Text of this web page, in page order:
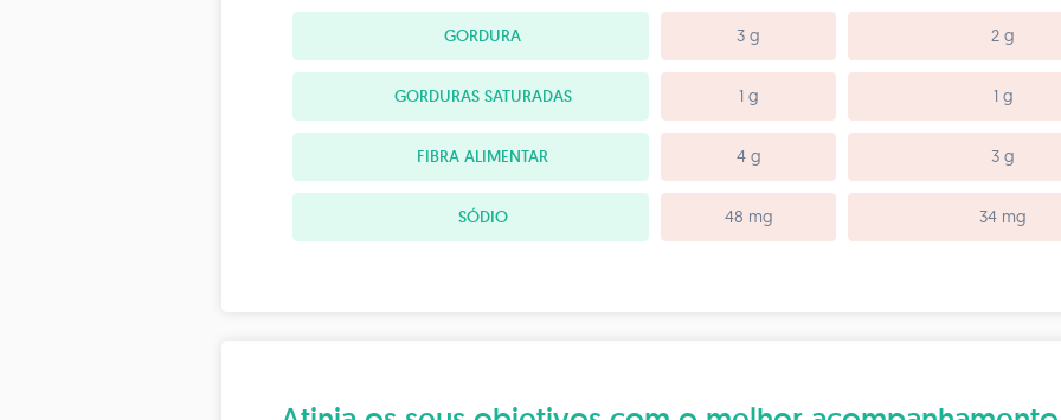
GORDURA 3 g 2 g
GORDURAS SATURADAS 1 g 1 g
FIBRA ALIMENTAR 4 g 3 g
SÓDIO 48 mg 34 mg